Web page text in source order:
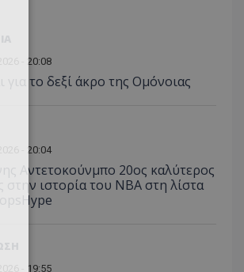
- 20:08
για το δεξί άκρο της Ομόνοιας
- 20:04
Αντετοκούνμπο 20ος καλύτερος
στην ιστορία του NBA στη λίστα
- 19:55